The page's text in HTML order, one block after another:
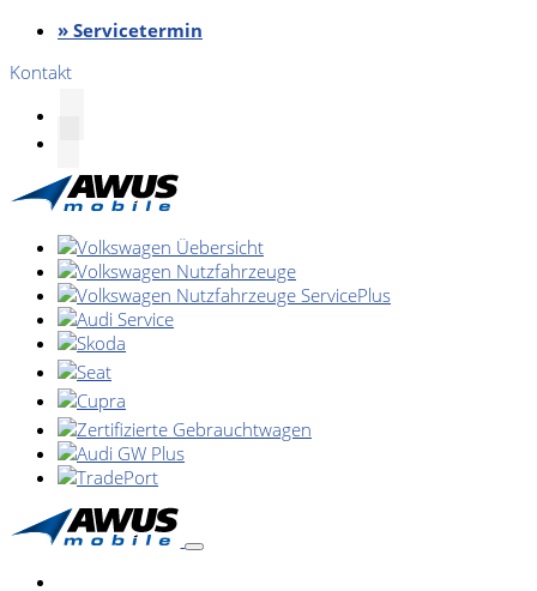
» Servicetermin
Kontakt